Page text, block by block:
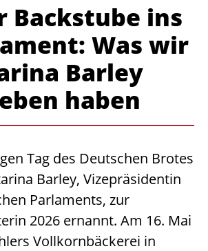
Backstube ins
Was wir
Barley
haben
Tag des Deutschen Brotes
Barley, Vizepräsidentin
Parlaments, zur
2026 ernannt. Am 16. Mai
Vollkornbäckerei in